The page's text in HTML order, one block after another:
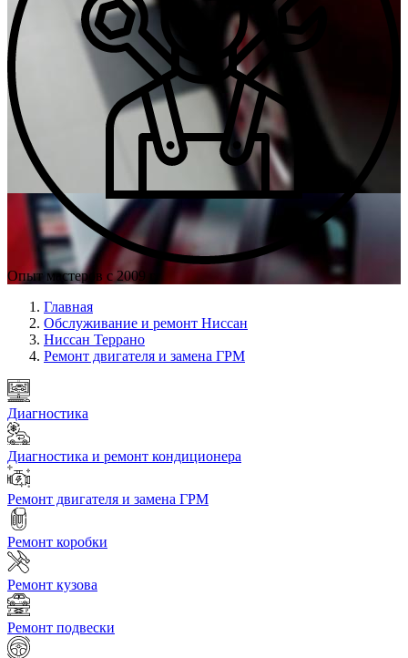
Опыт мастеров с 2009 г.
Главная
Обслуживание и ремонт Ниссан
Ниссан Террано
Ремонт двигателя и замена ГРМ
Диагностика
Диагностика и ремонт кондиционера
Ремонт двигателя и замена ГРМ
Ремонт коробки
Ремонт кузова
Ремонт подвески